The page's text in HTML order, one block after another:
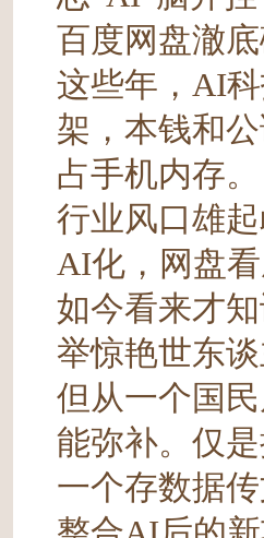
百度网盘澈底
这些年，AI
架，本钱和
占手机内存。
行业风口雄
AI化，网盘
如今看来才
举惊艳世东谈
但从一个国
能弥补。仅
一个存数据